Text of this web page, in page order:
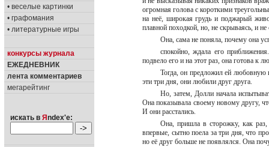
• веселые картинки
• графомания
• литературные игры
конкурсы журнала
ЕЖЕДНЕВНИК
лента комментариев
мегарейтинг
искать в Я ndex'е:
огромная голова с короткими
на неё, широкая грудь и поджарый
плавной походкой, но, не скрываясь, и не
Она, сама не поняла, почему она
спокойно, ждала его
подвело его и на этот раз, она готова к
Тогда, он предложил ей любовную
эти три дня, они любили друг друга.
Но, затем, Долли начала
Она показывала своему новому другу,
И они расстались.
Она, пришла в сторожку, как раз,
впервые, сытно поела за три дня, что
но её друг больше не появлялся. Она